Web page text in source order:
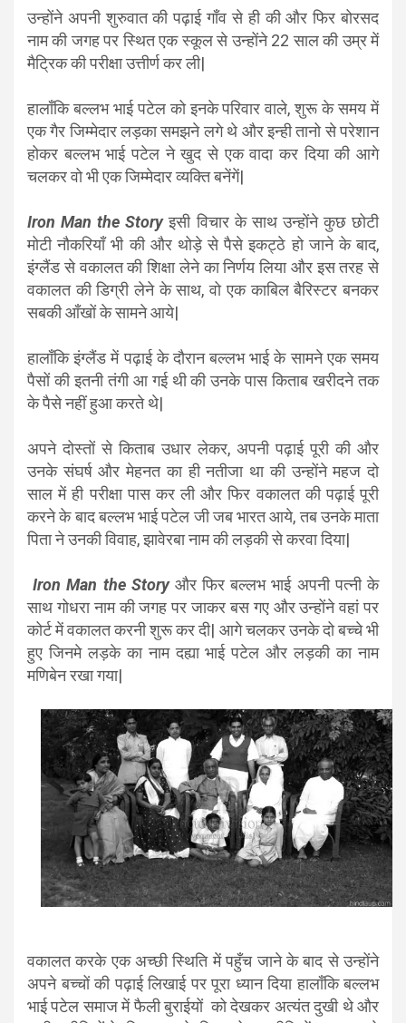
उन्होंने अपनी शुरुवात की पढ़ाई गाँव से ही की और फिर बोरसद
नाम की जगह पर स्थित एक स्कूल से उन्होंने 22 साल की उम्र में
मैट्रिक की परीक्षा उत्तीर्ण कर ली|
हालाँकि बल्लभ भाई पटेल को इनके परिवार वाले, शुरू के समय में
एक गैर जिम्मेदार लड़का समझने लगे थे और इन्ही तानो से परेशान
होकर बल्लभ भाई पटेल ने खुद से एक वादा कर दिया की आगे
चलकर वो भी एक जिम्मेदार व्यक्ति बनेंगें|
Iron Man the Storyइसी विचार के साथ उन्होंने कुछ छोटी
मोटी नौकरियाँ भी की और थोड़े से पैसे इकट्ठे हो जाने के बाद,
इंग्लैंड से वकालत की शिक्षा लेने का निर्णय लिया और इस तरह से
वकालत की डिग्री लेने के साथ, वो एक काबिल बैरिस्टर बनकर
सबकी आँखों के सामने आये|
हालाँकि इंग्लैंड में पढ़ाई के दौरान बल्लभ भाई के सामने एक समय
पैसों की इतनी तंगी आ गई थी की उनके पास किताब खरीदने तक
के पैसे नहीं हुआ करते थे|
अपने दोस्तों से किताब उधार लेकर, अपनी पढ़ाई पूरी की और
उनके संघर्ष और मेहनत का ही नतीजा था की उन्होंने महज दो
साल में ही परीक्षा पास कर ली और फिर वकालत की पढ़ाई पूरी
करने के बाद बल्लभ भाई पटेल जी जब भारत आये, तब उनके माता
पिता ने उनकी विवाह, झावेरबा नाम की लड़की से करवा दिया|
Iron Man the Story और फिर बल्लभ भाई अपनी पत्नी के
साथ गोधरा नाम की जगह पर जाकर बस गए और उन्होंने वहां पर
कोर्ट में वकालत करनी शुरू कर दी| आगे चलकर उनके दो बच्चे भी
हुए जिनमे लड़के का नाम दह्या भाई पटेल और लड़की का नाम
मणिबेन रखा गया|
वकालत करके एक अच्छी स्थिति में पहुँच जाने के बाद से उन्होंने
अपने बच्चों की पढ़ाई लिखाई पर पूरा ध्यान दिया हालाँकि बल्लभ
भाई पटेल समाज में फैली बुराईयों को देखकर अत्यंत दुखी थे और